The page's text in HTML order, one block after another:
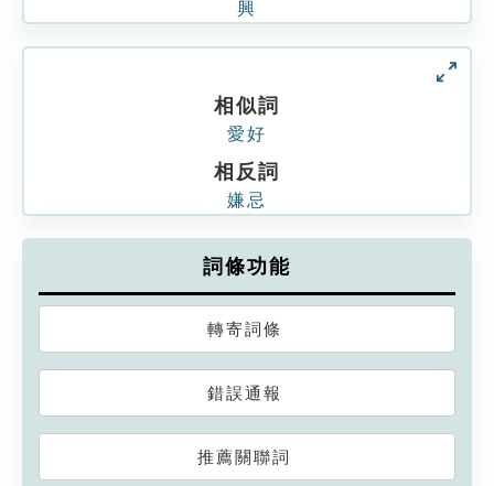
興
相似詞
愛好
相反詞
嫌忌
詞條功能
轉寄詞條
錯誤通報
推薦關聯詞